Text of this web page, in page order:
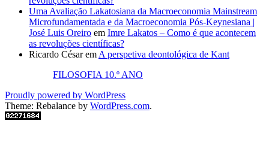
Uma Avaliação Lakatosiana da Macroeconomia Mainstream
Microfundamentada e da Macroeconomia Pós-Keynesiana |
José Luis Oreiro em Imre Lakatos – Como é que acontecem
as revoluções científicas?
Ricardo Césarem A perspetiva deontológica de Kant
FILOSOFIA 10.º ANO
Proudly powered by WordPress
Theme: Rebalance by WordPress.com.